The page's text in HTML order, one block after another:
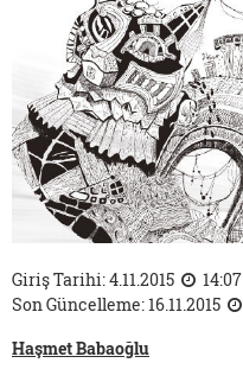
Giriş Tarihi: 4.11.2015
14:07
Son Güncelleme: 16.11.2015
Haşmet Babaoğlu